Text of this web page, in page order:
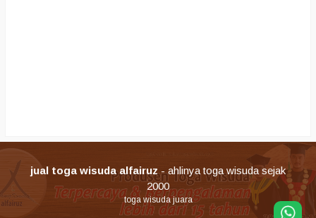
jual toga wisuda alfairuz- ahlinya toga wisuda sejak
2000
toga wisuda juara